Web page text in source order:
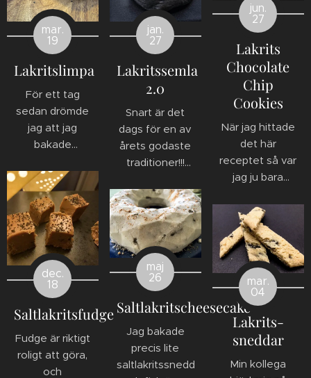
mar.
19
Lakritslimpa
För ett tag
sedan drömde
jag att jag
bakade
drömmen var
det en stor
succé... så klart!
Så nu var jag ju
tvungen att
testa om det
var gott på
riktigt åxå. Med
facit på hand...
jag ha bakat
för länge
jan.
27
Lakritssemla
2.0
Snart är det
dags för en av
årets godaste
traditioner!!!
på lakritssemla
och ville prova
att färga dom
med hjälp av
aktivt kol.
Kolet kan du
köpa på
hälsokostbutiker
och ger
verkligen
önskad effekt.
jun.
27
Lakrits
Chocolate
Chip
Cookies
När jag hittade
det här
receptet så var
jag ju bara
prova det. Nu
har jag gjort
det och ångrar
det inte en
sekund. Den
söta kolan i
kombination
med den salta
lakritsen är
ljuvlig!!!
dec.
18
Saltlakritsfudge
Fudge är riktigt
roligt att göra,
och
maj
26
Saltlakritscheesecake
Jag bakade
precis lite
saltlakritssneddar
mar.
04
Lakrits-
sneddar
Min kollega